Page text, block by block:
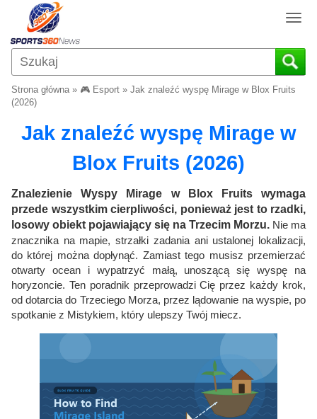
T
g
g
a
v
a
t
i
o
n
Strona główna» 🎮 Esport » Jak znaleźć wyspę Mirage w Blox Fruits
(2026)
Jak znaleźć wyspę Mirage w
Blox Fruits (2026)
Znalezienie Wyspy Mirage w Blox Fruits wymaga
przede wszystkim cierpliwości, ponieważ jest to rzadki,
losowy obiekt pojawiający się na Trzecim Morzu. Nie ma
znacznika na mapie, strzałki zadania ani ustalonej lokalizacji,
do której można dopłynąć. Zamiast tego musisz przemierzać
otwarty ocean i wypatrzyć małą, unoszącą się wyspę na
horyzoncie. Ten poradnik przeprowadzi Cię przez każdy krok,
od dotarcia do Trzeciego Morza, przez lądowanie na wyspie, po
spotkanie z Mistykiem, który ulepszy Twój miecz.